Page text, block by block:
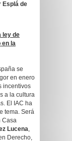
Esplá de
ley de
en la
se
en enero
incentivos
a la cultura
El IAC ha
tema. Será
Casa
Lucena,
Derecho,